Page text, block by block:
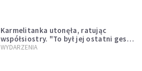
Karmelitanka utonęła, ratując
współsiostry. "To był jej ostatni gest
miłości"
WYDARZENIA